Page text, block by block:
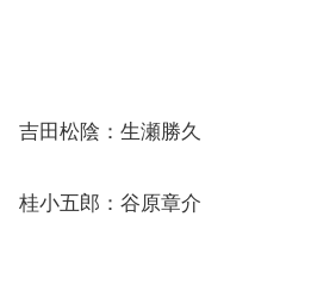
吉田松陰：生瀬勝久
桂小五郎：谷原章介